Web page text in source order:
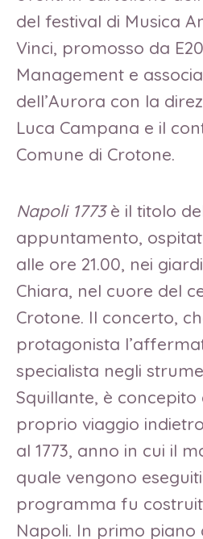
del festival di Musica
Vinci, promosso da
Management e
dell’Aurora con la
Luca Campana e il
Comune di Crotone.
Napoli 1773è il titolo
appuntamento,
alle ore 21.00, nei
Chiara, nel cuore del
Crotone. Il concerto,
protagonista
specialista negli
Squillante, è
proprio viaggio
al 1773, anno in cui il
quale vengono
programma fu
Napoli. In primo piano